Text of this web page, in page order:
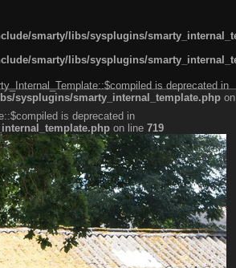
smarty/libs/sysplugins/
smarty/libs/sysplugins/
is deprecated in
sysplugins/smarty_internal_template.php
is deprecated in
on line 719